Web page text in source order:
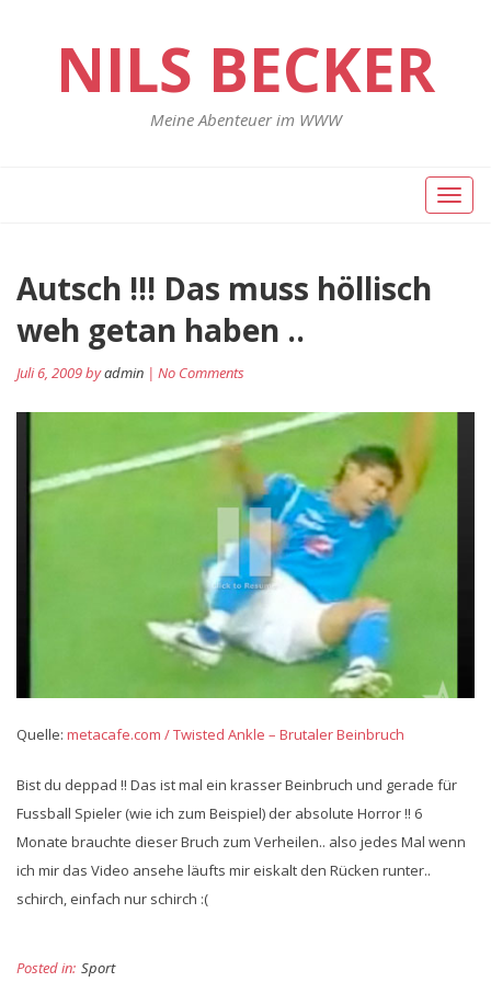
NILS BECKER
Meine Abenteuer im WWW
Toggle
Autsch !!! Das muss höllisch
weh getan haben ..
Juli 6, 2009 byadmin | No Comments
Quelle: metacafe.com / Twisted Ankle – Brutaler Beinbruch
Bist du deppad !! Das ist mal ein krasser Beinbruch und gerade für
Fussball Spieler (wie ich zum Beispiel) der absolute Horror !! 6
Monate brauchte dieser Bruch zum Verheilen.. also jedes Mal wenn
ich mir das Video ansehe läufts mir eiskalt den Rücken runter..
schirch, einfach nur schirch :(
Posted in: Sport